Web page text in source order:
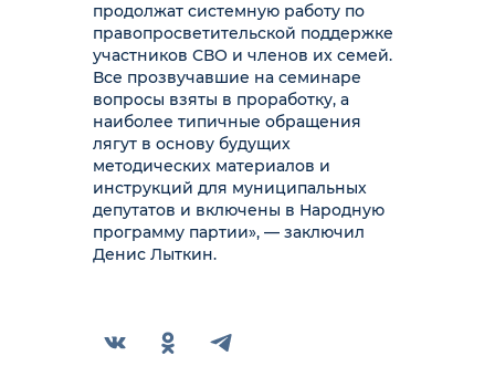
продолжат системную работу по
правопросветительской поддержке
участников СВО и членов их семей.
Все прозвучавшие на семинаре
вопросы взяты в проработку, а
наиболее типичные обращения
лягут в основу будущих
методических материалов и
инструкций для муниципальных
депутатов и включены в Народную
программу партии», — заключил
Денис Лыткин.